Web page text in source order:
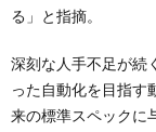
る」と指摘。
深刻な人手不足が続
った自動化を目指す
来の標準スペックに